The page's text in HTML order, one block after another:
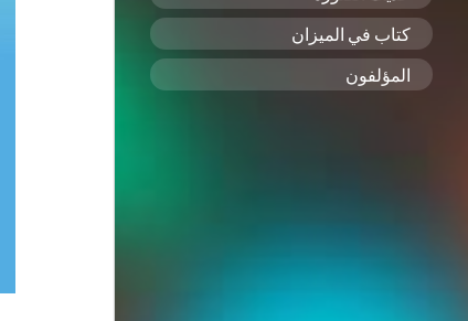
كتاب في الميزان
المؤلفون